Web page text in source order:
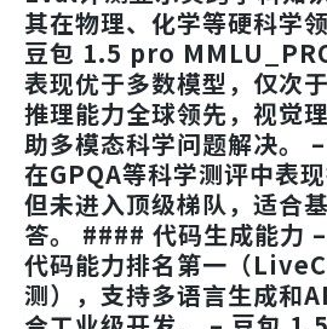
其在物理、化学等硬科学
豆包 1.5 pro
表现优于多数模型，仅次
推理能力全球领先，视觉
助多模态科学问题解决。 –
在GPQA等科学测评中表现
但未进入顶级梯队，适合
答。 #### 代码生成能力 –
代码能力排名第一（
测），支持多语言生成和